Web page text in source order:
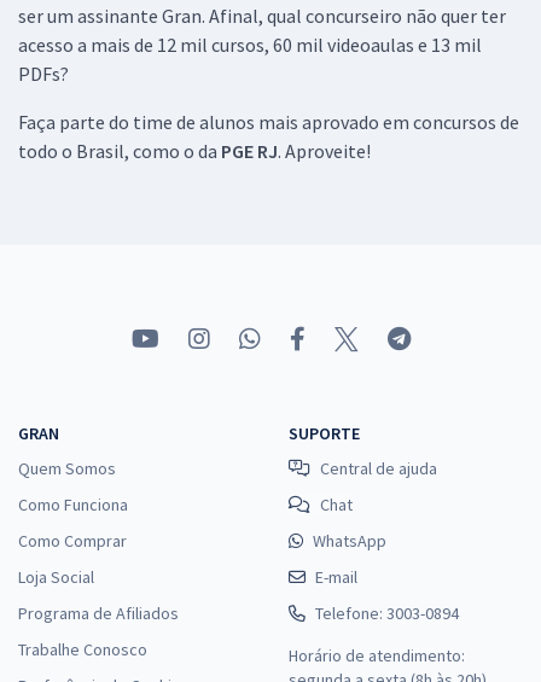
ser um assinante Gran. Afinal, qual concurseiro não quer ter
acesso a mais de 12 mil cursos, 60 mil videoaulas e 13 mil
PDFs?
Faça parte do time de alunos mais aprovado em concursos de
todo o Brasil, como o da PGE RJ. Aproveite!
GRAN
Quem Somos
Como Funciona
Como Comprar
Loja Social
Programa de Afiliados
Trabalhe Conosco
SUPORTE
Central de ajuda
Chat
WhatsApp
E-mail
Telefone: 3003-0894
Horário de atendimento: